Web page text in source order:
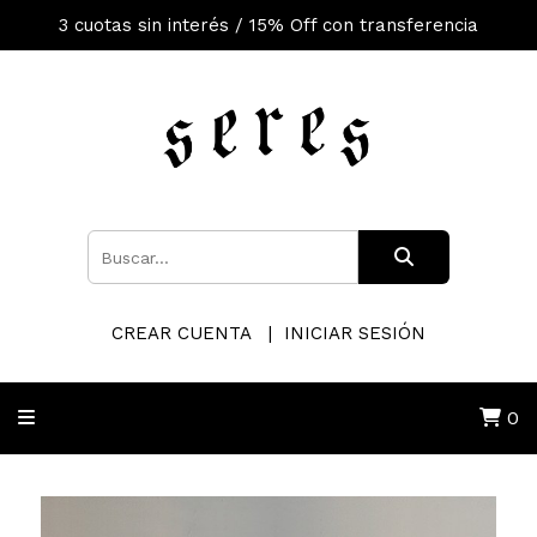
3 cuotas sin interés / 15% Off con transferencia
CREAR CUENTA INICIAR SESIÓN
0